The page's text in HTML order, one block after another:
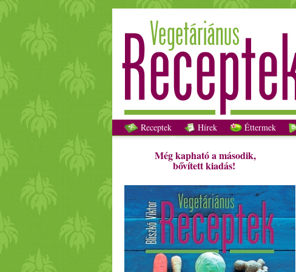
Receptek Hírek Éttermek
Még kapható a második,
bővített kiadás!